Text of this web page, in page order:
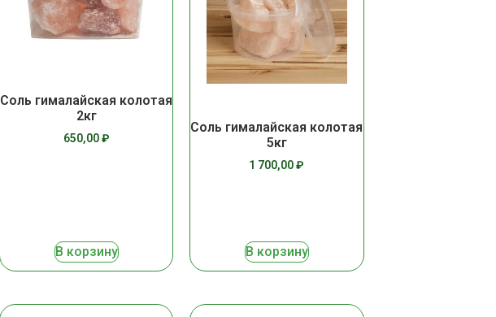
Соль гималайская колотая
2кг
650,00₽
В корзину
Соль гималайская колотая
5кг
1 700,00₽
В корзину